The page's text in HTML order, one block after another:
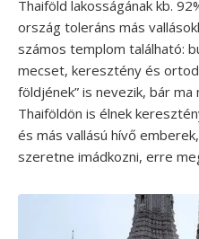
Thaiföld lakosságának kb.
ország toleráns más
számos templom található:
mecset, keresztény és
földjének” is nevezik, bár ma
Thaiföldön is élnek
és más vallású hívő
szeretne imádkozni, erre